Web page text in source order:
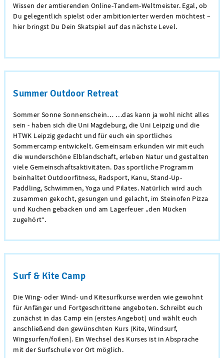
Wissen der amtierenden Online-Tandem-Weltmeister. Egal, ob
Du gelegentlich spielst oder ambitionierter werden möchtest –
hier bringst Du Dein Skatspiel auf das nächste Level.
Summer Outdoor Retreat
Sommer Sonne Sonnenschein… …das kann ja wohl nicht alles
sein - haben sich die Uni Magdeburg, die Uni Leipzig und die
HTWK Leipzig gedacht und für euch ein sportliches
Sommercamp entwickelt. Gemeinsam erkunden wir mit euch
die wunderschöne Elblandschaft, erleben Natur und gestalten
viele Gemeinschaftsaktivitäten. Das sportliche Programm
beinhaltet Outdoorfitness, Radsport, Kanu, Stand-Up-
Paddling, Schwimmen, Yoga und Pilates. Natürlich wird auch
zusammen gekocht, gesungen und gelacht, im Steinofen Pizza
und Kuchen gebacken und am Lagerfeuer „den Mücken
zugehört“.
Surf & Kite Camp
Die Wing- oder Wind- und Kitesurfkurse werden wie gewohnt
für Anfänger und Fortgeschrittene angeboten. Schreibt euch
zunächst in das Camp ein (erstes Angebot) und wählt euch
anschließend den gewünschten Kurs (Kite, Windsurf,
Wingsurfen/foilen). Ein Wechsel des Kurses ist in Absprache
mit der Surfschule vor Ort möglich.